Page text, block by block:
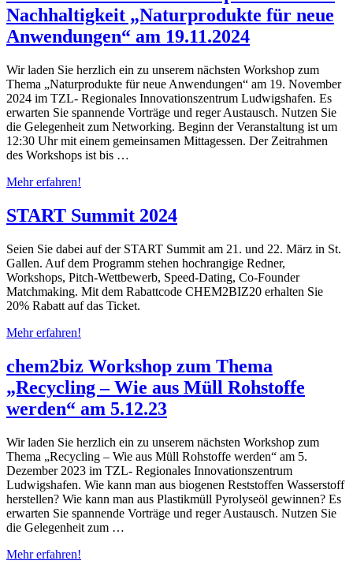
Nachhaltigkeit „Naturprodukte für neue
Anwendungen“ am 19.11.2024
Wir laden Sie herzlich ein zu unserem nächsten Workshop zum
Thema „Naturprodukte für neue Anwendungen“ am 19. November
2024 im TZL- Regionales Innovationszentrum Ludwigshafen. Es
erwarten Sie spannende Vorträge und reger Austausch. Nutzen Sie
die Gelegenheit zum Networking. Beginn der Veranstaltung ist um
12:30 Uhr mit einem gemeinsamen Mittagessen. Der Zeitrahmen
des Workshops ist bis …
Mehr erfahren!
START Summit 2024
Seien Sie dabei auf der START Summit am 21. und 22. März in St.
Gallen. Auf dem Programm stehen hochrangige Redner,
Workshops, Pitch-Wettbewerb, Speed-Dating, Co-Founder
Matchmaking. Mit dem Rabattcode CHEM2BIZ20 erhalten Sie
20% Rabatt auf das Ticket.
Mehr erfahren!
chem2biz Workshop zum Thema
„Recycling – Wie aus Müll Rohstoffe
werden“ am 5.12.23
Wir laden Sie herzlich ein zu unserem nächsten Workshop zum
Thema „Recycling – Wie aus Müll Rohstoffe werden“ am 5.
Dezember 2023 im TZL- Regionales Innovationszentrum
Ludwigshafen. Wie kann man aus biogenen Reststoffen Wasserstoff
herstellen? Wie kann man aus Plastikmüll Pyrolyseöl gewinnen? Es
erwarten Sie spannende Vorträge und reger Austausch. Nutzen Sie
die Gelegenheit zum …
Mehr erfahren!